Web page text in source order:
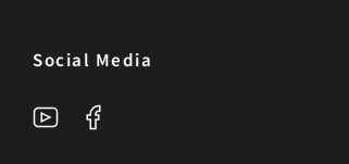
Social Media